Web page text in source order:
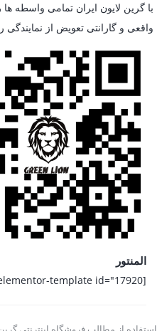
با گرین لایون ایران تمامی واسطه
واقعی و گارانتی تعویض از
المنتور
[elementor-template id="17920"]